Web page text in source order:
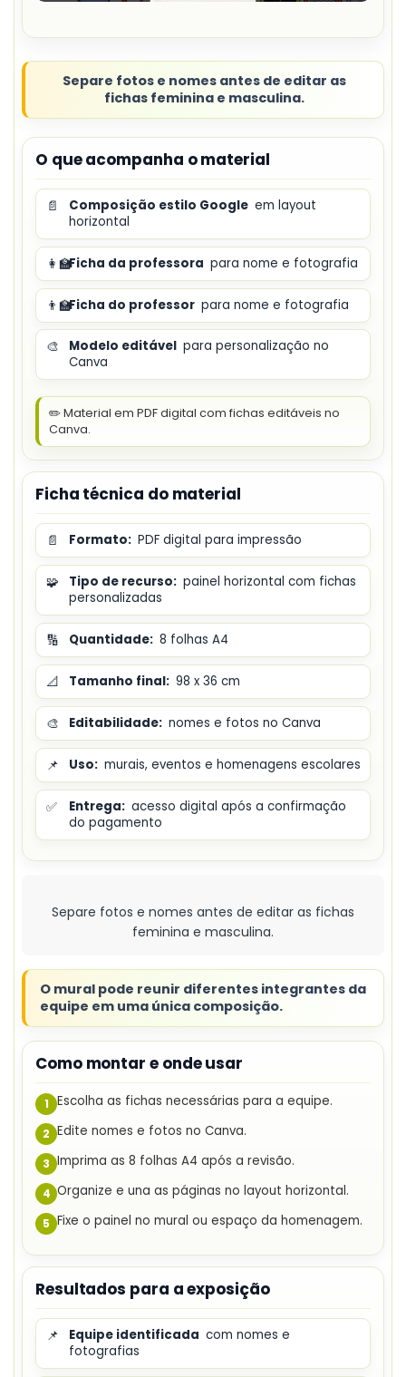
Separe fotos e nomes antes de editar as
fichas feminina e masculina.
O que acompanha o material
📄 Composição estilo Google em layout
horizontal
👩‍🏫Ficha da professora para nome e fotografia
👨‍🏫Ficha do professor para nome e fotografia
🎨 Modelo editável para personalização no
Canva
✏️ Material em PDF digital com fichas editáveis no
Canva.
Ficha técnica do material
📄 Formato: PDF digital para impressão
🧩 Tipo de recurso: painel horizontal com fichas
personalizadas
🔢 Quantidade: 8 folhas A4
📐 Tamanho final: 98 x 36 cm
🎨 Editabilidade: nomes e fotos no Canva
📌 Uso: murais, eventos e homenagens escolares
✅ Entrega: acesso digital após a confirmação
do pagamento
Separe fotos e nomes antes de editar as fichas
feminina e masculina.
O mural pode reunir diferentes integrantes da
equipe em uma única composição.
Como montar e onde usar
1 Escolha as fichas necessárias para a equipe.
2 Edite nomes e fotos no Canva.
3 Imprima as 8 folhas A4 após a revisão.
4 Organize e una as páginas no layout horizontal.
5 Fixe o painel no mural ou espaço da homenagem.
Resultados para a exposição
📌 Equipe identificada com nomes e
fotografias